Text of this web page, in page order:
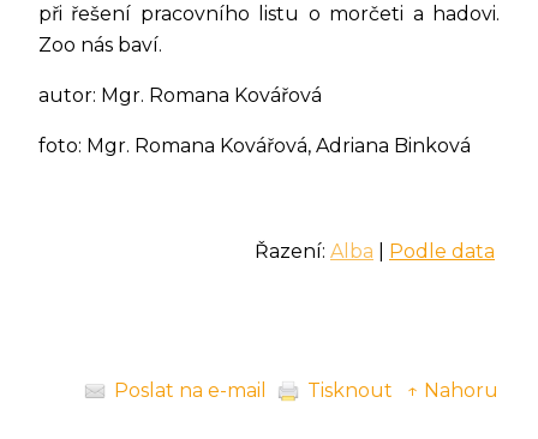
při řešení pracovního listu o morčeti a hadovi.
Zoo nás baví.
autor: Mgr. Romana Kovářová
foto: Mgr. Romana Kovářová, Adriana Binková
Řazení: Alba Podle data
Poslat na e-mail Tisknout ↑ Nahoru